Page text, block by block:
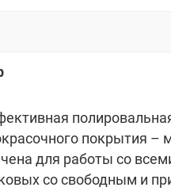
покрытия –
для работы со
со свободным и